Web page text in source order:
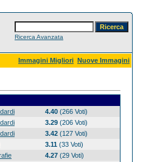
Ricerca Avanzata
Immagini Migliori Nuove Immagini
4.40 (266 Voti)
3.29 (206 Voti)
3.42 (127 Voti)
3.11 (33 Voti)
4.27 (29 Voti)